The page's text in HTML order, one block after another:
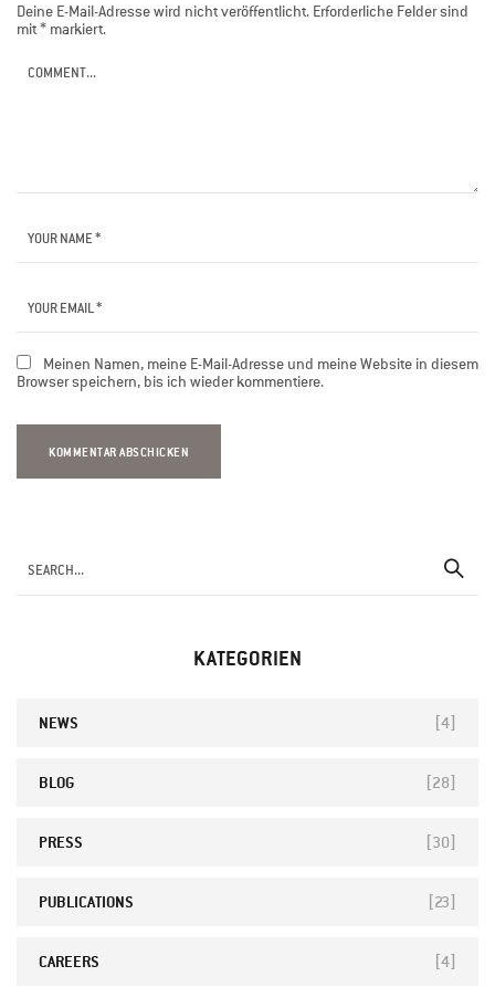
Deine E-Mail-Adresse wird nicht veröffentlicht. Erforderliche Felder sind
mit* markiert.
Meinen Namen, meine E-Mail-Adresse und meine Website in diesem
Browser speichern, bis ich wieder kommentiere.
KATEGORIEN
NEWS [4]
BLOG [28]
PRESS [30]
PUBLICATIONS [23]
CAREERS [4]